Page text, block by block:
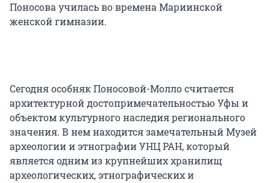
Поносова училась во времена Мариинской
женской гимназии.
Сегодня особняк Поносовой-Молло считается
архитектурной достопримечательностью Уфы и
объектом культурного наследия регионального
значения. В нем находится замечательный Музей
археологии и этнографии УНЦ РАН, который
является одним из крупнейших хранилищ
археологических, этнографических и